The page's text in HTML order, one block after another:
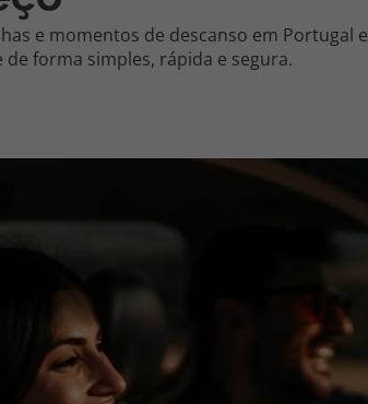
e momentos de descanso em Portugal e
forma simples, rápida e segura.